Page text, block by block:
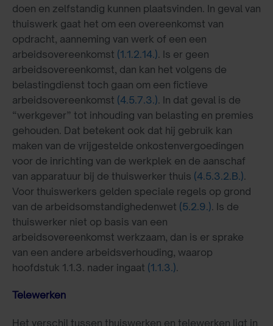
doen en zelfstandig kunnen plaatsvinden. In geval van
thuiswerk gaat het om een overeenkomst van
opdracht, aanneming van werk of een een
arbeidsovereenkomst (1.1.2.14.). Is er geen
arbeidsovereenkomst, dan kan het volgens de
belastingdienst toch gaan om een fictieve
arbeidsovereenkomst (4.5.7.3.). In dat geval is de
“werkgever” tot inhouding van belasting en premies
gehouden. Dat betekent ook dat hij gebruik kan
maken van de vrijgestelde onkostenvergoedingen
voor de inrichting van de werkplek en de aanschaf
van apparatuur bij de thuiswerker thuis (4.5.3.2.B.).
Voor thuiswerkers gelden speciale regels op grond
van de arbeidsomstandighedenwet (5.2.9.). Is de
thuiswerker niet op basis van een
arbeidsovereenkomst werkzaam, dan is er sprake
van een andere arbeidsverhouding, waarop
hoofdstuk 1.1.3. nader ingaat (1.1.3.).
Telewerken
Het verschil tussen thuiswerken en telewerken ligt in